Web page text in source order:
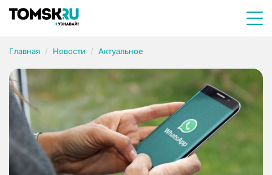
Главная Новости Актуальное